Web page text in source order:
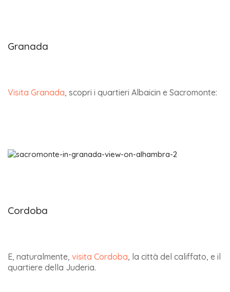
Granada
Visita Granada, scopri i quartieri Albaicin e Sacromonte:
Cordoba
E, naturalmente, visita Cordoba, la città del califfato, e il
quartiere della Juderia.